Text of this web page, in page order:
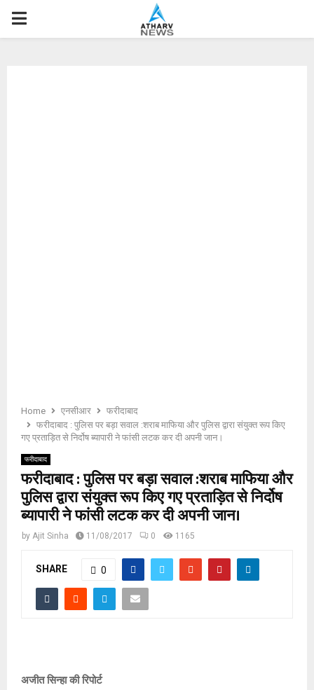
P
Home एनसीआर
फरीदाबाद
फरीदाबाद : पुलिस पर बड़ा सवाल :शराब माफिया और पुलिस द्वारा संयुक्त रूप किए
गए प्रताड़ित से निर्दोष ब्यापारी ने फांसी लटक कर दी अपनी जान।
फरीदाबाद
फरीदाबाद : पुलिस पर बड़ा सवाल :शराब माफिया और
पुलिस द्वारा संयुक्त रूप किए गए प्रताड़ित से निर्दोष
ब्यापारी ने फांसी लटक कर दी अपनी जान।
by Ajit Sinha 11/08/2017 0 1165
SHARE 0
अजीत सिन्हा की रिपोर्ट